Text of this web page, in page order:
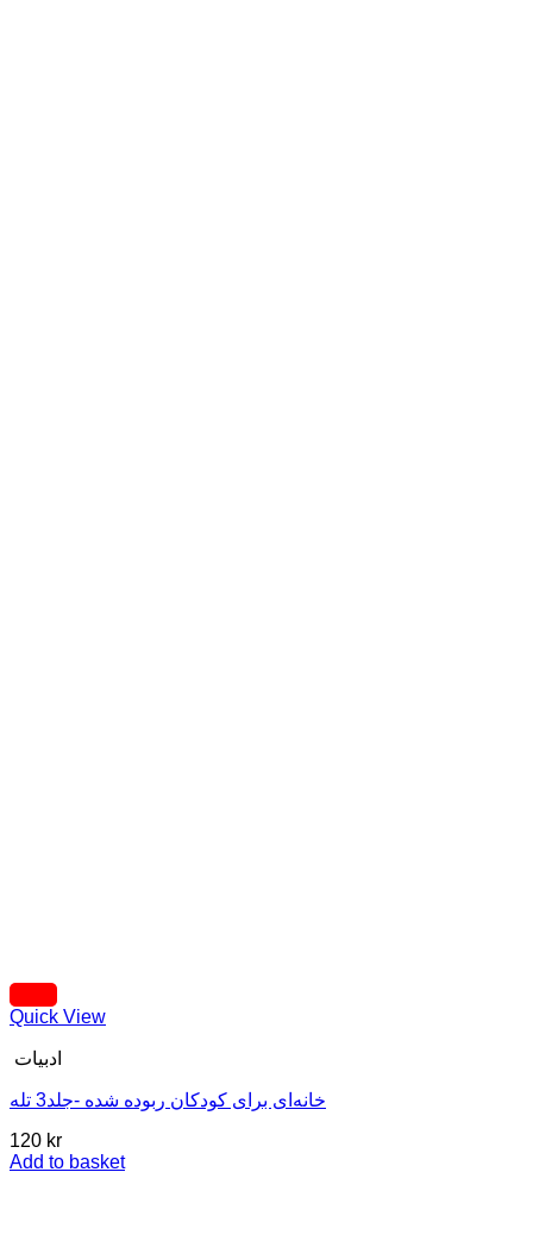
Quick View
ادبیات
خانه‌ای برای کودکان ربوده شده -جلد3 تله
120 kr
Add to basket